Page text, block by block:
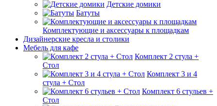
Детские домики
Батуты
Комплектующие и аксессуары к площадкам
Дизайнерские кресла и столики
Мебель для кафе
Комплект 2 стула +
Стол
Комплект 3 и 4
стула + Стол
Комплект 6 стульев +
Стол